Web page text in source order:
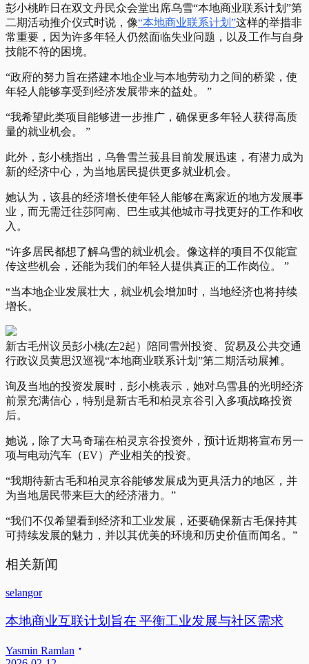
彭小桃昨日在双文丹民众会堂出席乌雪“本地商业联系计划”第
二期活动推介仪式时说，像“本地商业联系计划”这样的举措非
常重要，因为许多年轻人仍然面临失业问题，以及工作与自身
技能不符的困境。
“政府的努力旨在搭建本地企业与本地劳动力之间的桥梁，使
年轻人能够享受到经济发展带来的益处。 ”
“我希望此类项目能够进一步推广，确保更多年轻人获得高质
量的就业机会。 ”
此外，彭小桃指出，乌鲁雪兰莪县目前发展迅速，有潜力成为
新的经济中心，为当地居民提供更多就业机会。
她认为，该县的经济增长使年轻人能够在离家近的地方发展事
业，而无需迁往莎阿南、巴生或其他城市寻找更好的工作和收
入。
“许多居民都想了解乌雪的就业机会。像这样的项目不仅能宣
传这些机会，还能为我们的年轻人提供真正的工作岗位。 ”
“当本地企业发展壮大，就业机会增加时，当地经济也将持续
增长。
新古毛州议员彭小桃(左2起）陪同雪州投资、贸易及公共交通
行政议员黄思汉巡视“本地商业联系计划”第二期活动展摊。
询及当地的投资发展时，彭小桃表示，她对乌雪县的光明经济
前景充满信心，特别是新古毛和柏灵京谷引入多项战略投资
后。
她说，除了大马奇瑞在柏灵京谷投资外，预计近期将宣布另一
项与电动汽车（EV）产业相关的投资。
“我期待新古毛和柏灵京谷能够发展成为更具活力的地区，并
为当地居民带来巨大的经济潜力。”
“我们不仅希望看到经济和工业发展，还要确保新古毛保持其
可持续发展的魅力，并以其优美的环境和历史价值而闻名。”
相关新闻
selangor
本地商业互联计划旨在 平衡工业发展与社区需求
Yasmin Ramlan